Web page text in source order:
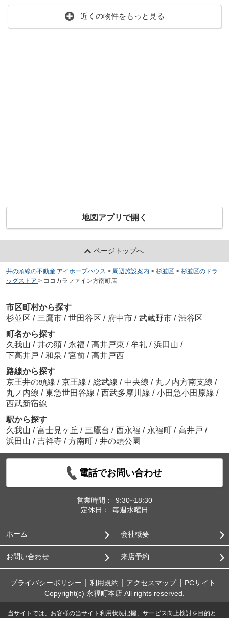
近くの物件をもっと見る
地図アプリで開く
ページトップへ
井の頭線の不動産 アイホープハウス > 周辺施設案内 > 杉並区 > 杉並区のドラ
ッグストア > ココカラファイン方南町店
市区町村から探す
杉並区 / 三鷹市 / 世田谷区 / 府中市 / 武蔵野市 / 渋谷区
町名から探す
久我山 / 井の頭 / 永福 / 高井戸東 / 牟礼 / 浜田山 /
下高井戸 / 和泉 / 宮前 / 高井戸西
路線から探す
京王井の頭線 / 京王線 / 総武線 / 中央線 / 丸ノ内方南支線 /
丸ノ内線 / 東急世田谷線 / 西武多摩川線 / 小田急小田原線 /
西武新宿線
駅から探す
久我山 / 富士見ヶ丘 / 三鷹台 / 西永福 / 永福町 / 高井戸 /
浜田山 / 吉祥寺 / 方南町 / 井の頭公園
電話でお問い合わせ
営業時間：
9:30~18:30
定休日：
毎週水曜日
ホーム 会社概要
お問い合わせ 来店予約
プライバシーポリシー 利用規約 アクセスマップ
PCサイト
Copyright(c) 永福町本店 All rights reserved.
当サイトでは、お客様の当サイト利用状況把握、サービス向上検討を目的と